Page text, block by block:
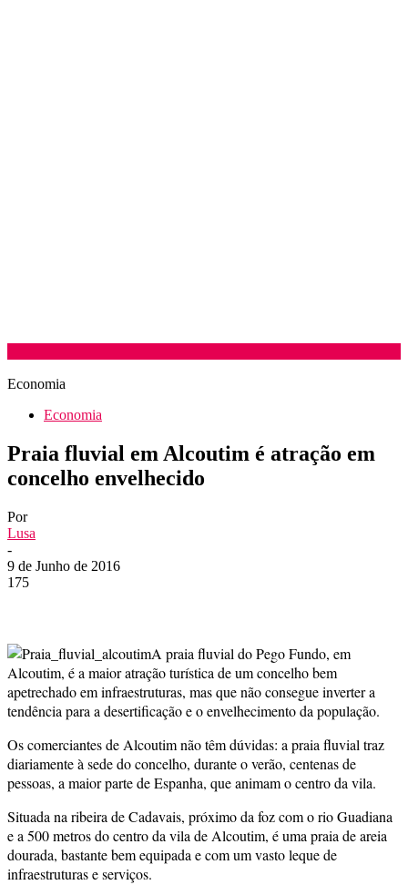
Economia
Economia
Praia fluvial em Alcoutim é atração em
concelho envelhecido
Por
Lusa
-
9 de Junho de 2016
175
A praia fluvial do Pego Fundo, em
Alcoutim, é a maior atração turística de um concelho bem
apetrechado em infraestruturas, mas que não consegue inverter a
tendência para a desertificação e o envelhecimento da população.
Os comerciantes de Alcoutim não têm dúvidas: a praia fluvial traz
diariamente à sede do concelho, durante o verão, centenas de
pessoas, a maior parte de Espanha, que animam o centro da vila.
Situada na ribeira de Cadavais, próximo da foz com o rio Guadiana
e a 500 metros do centro da vila de Alcoutim, é uma praia de areia
dourada, bastante bem equipada e com um vasto leque de
infraestruturas e serviços.